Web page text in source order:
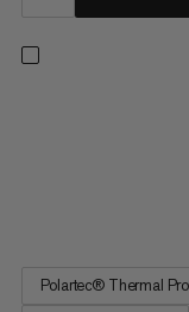
Polartec® Thermal